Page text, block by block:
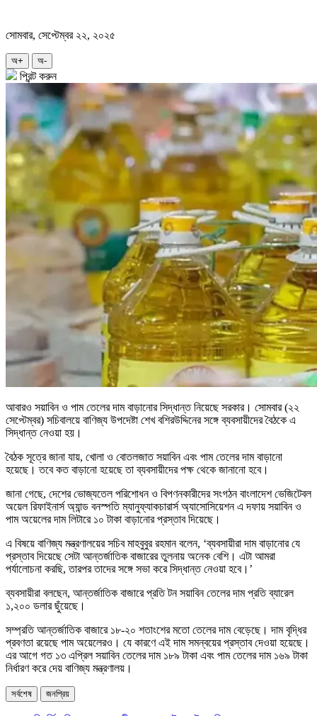
সোমবার, সেপ্টেম্বর ২২, ২০২৫
অ+ অ-
প্রিন্ট করুন
আবারও সয়াবিন ও পাম তেলের দাম বাড়ানোর সিদ্ধান্ত নিয়েছে সরকার। সোমবার (২২
সেপ্টেম্বর) সচিবালয়ে বাণিজ্য উপদেষ্টা শেখ বশিরউদ্দিনের সঙ্গে ব্যবসায়ীদের বৈঠকে এ
সিদ্ধান্ত নেওয়া হয়।
বৈঠক সূত্রে জানা যায়, খোলা ও বোতলজাত সয়াবিন এবং পাম তেলের দাম বাড়ানো
হয়েছে। তবে কত বাড়ানো হয়েছে তা ব্যবসায়ীদের পক্ষ থেকে জানানো হবে।
জানা গেছে, দেশের ভোজ্যতেল পরিশোধন ও বিপণনকারীদের সংগঠন বাংলাদেশ ভেজিটেবল
অয়েল রিফাইনার্স অ্যান্ড বনস্পতি ম্যানুফ্যাকচারার্স অ্যাসোসিয়েশন এ দফায় সয়াবিন ও
পাম অয়েলের দাম লিটারে ১০ টাকা বাড়ানোর প্রস্তাব দিয়েছে।
এ বিষয়ে বাণিজ্য মন্ত্রণালয়ের সচিব মাহবুবুর রহমান বলেন, ‘ব্যবসায়ীরা দাম বাড়ানোর যে
প্রস্তাব দিয়েছে সেটা আন্তর্জাতিক বাজারের তুলনায় অনেক বেশি। এটা আমরা
পর্যালোচনা করছি, তারপর তাদের সঙ্গে সভা করে সিদ্ধান্ত নেওয়া হবে।’
ব্যবসায়ীরা বলছেন, আন্তর্জাতিক বাজারে প্রতি টন সয়াবিন তেলের দাম প্রতি ব্যারেল
১,২০০ ডলার ছুঁয়েছে।
সম্প্রতি আন্তর্জাতিক বাজারে ১৮-২০ শতাংশের মতো তেলের দাম বেড়েছে। দাম বৃদ্ধির
প্রবণতা রয়েছে পাম অয়েলেরও। যে কারণে এই দাম সমন্বয়ের প্রস্তাব দেওয়া হয়েছে।
এর আগে গত ১৩ এপ্রিল সয়াবিন তেলের দাম ১৮৯ টাকা এবং পাম তেলের দাম ১৬৯ টাকা
নির্ধারণ করে দেয় বাণিজ্য মন্ত্রণালয়।
সর্বশেষ জনপ্রিয়